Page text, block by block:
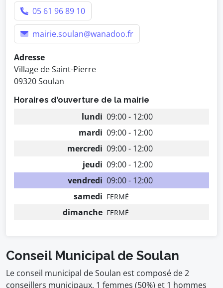
05 61 96 89 10
mairie.soulan@wanadoo.fr
Adresse
Village de Saint-Pierre
09320 Soulan
Horaires d'ouverture de la mairie
lundi 09:00 - 12:00
mardi 09:00 - 12:00
mercredi 09:00 - 12:00
jeudi 09:00 - 12:00
vendredi 09:00 - 12:00
samedi FERMÉ
dimanche FERMÉ
Conseil Municipal de Soulan
Le conseil municipal de Soulan est composé de 2
conseillers municipaux, 1 femmes (50%) et 1 hommes